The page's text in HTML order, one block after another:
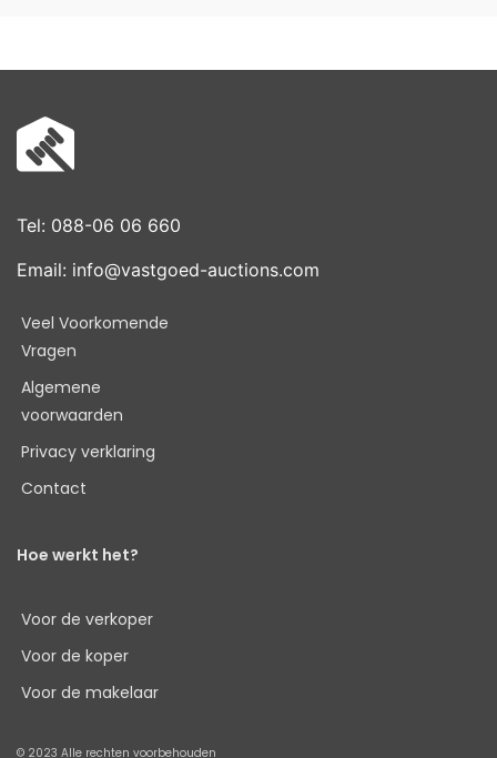
Tel: 088-06 06 660
Email: info@vastgoed-auctions.com
Veel Voorkomende
Vragen
Algemene
voorwaarden
Privacy verklaring
Contact
Hoe werkt het?
Voor de verkoper
Voor de koper
Voor de makelaar
© 2023 Alle rechten voorbehouden